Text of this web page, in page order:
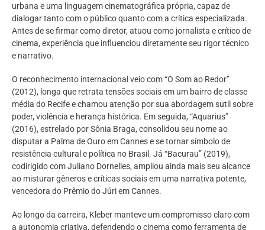
urbana e uma linguagem cinematográfica própria, capaz de
dialogar tanto com o público quanto com a crítica especializada.
Antes de se firmar como diretor, atuou como jornalista e crítico de
cinema, experiência que influenciou diretamente seu rigor técnico
e narrativo.
O reconhecimento internacional veio com “O Som ao Redor”
(2012), longa que retrata tensões sociais em um bairro de classe
média do Recife e chamou atenção por sua abordagem sutil sobre
poder, violência e herança histórica. Em seguida, “Aquarius”
(2016), estrelado por Sônia Braga, consolidou seu nome ao
disputar a Palma de Ouro em Cannes e se tornar símbolo de
resistência cultural e política no Brasil. Já “Bacurau” (2019),
codirigido com Juliano Dornelles, ampliou ainda mais seu alcance
ao misturar gêneros e críticas sociais em uma narrativa potente,
vencedora do Prêmio do Júri em Cannes.
Ao longo da carreira, Kleber manteve um compromisso claro com
a autonomia criativa, defendendo o cinema como ferramenta de